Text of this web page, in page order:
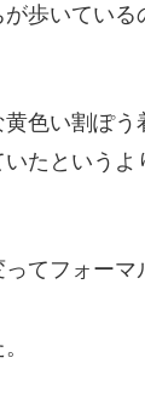
歩いている
色い割ぽ
たというよ
てフォーマ